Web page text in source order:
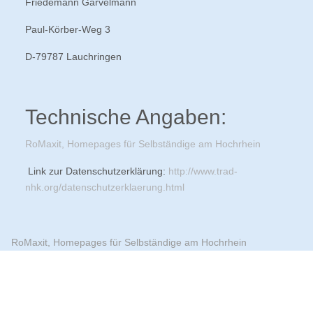
Paul-Körber-Weg 3
D-79787 Lauchringen
Technische Angaben:
RoMaxit, Homepages für Selbständige am Hochrhein
Link zur Datenschutzerklärung: http://www.trad-
nhk.org/datenschutzerklaerung.html
RoMaxit, Homepages für Selbständige am Hochrhein